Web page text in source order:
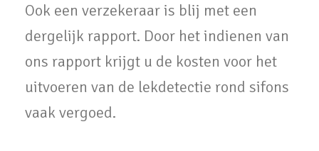
Ook een verzekeraar is blij met een
dergelijk rapport. Door het indienen van
ons rapport krijgt u de kosten voor het
uitvoeren van de lekdetectie rond sifons
vaak vergoed.